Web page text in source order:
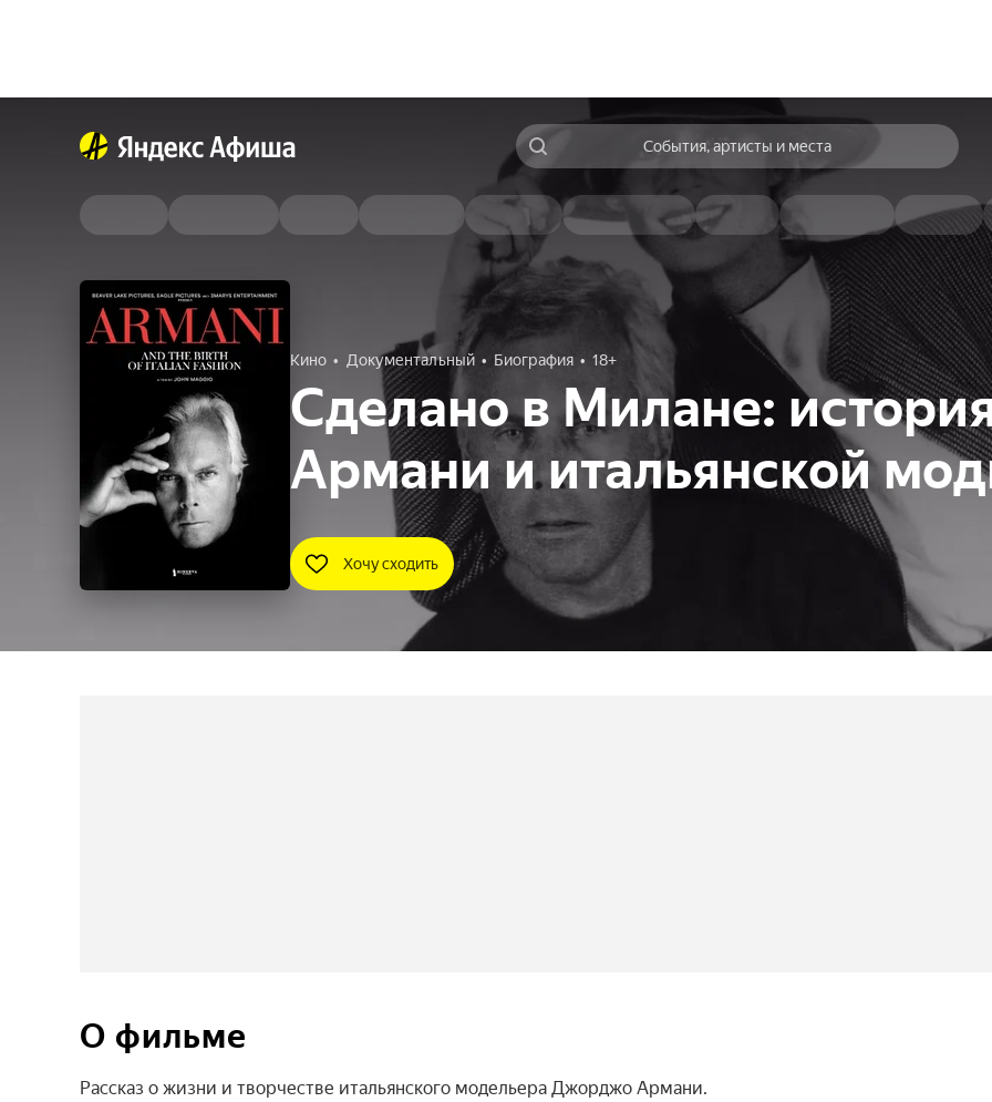
События, артисты и места
Кино Документальный Биография 18+
Сделано в Милане:
Армани и итальянской
Хочу сходить
О фильме
Рассказ о жизни и творчестве итальянского модельера Джорджо Армани.